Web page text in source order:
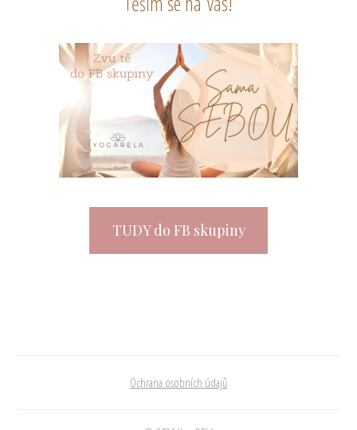
TUDY do FB skupiny
Ochrana osobních údajů